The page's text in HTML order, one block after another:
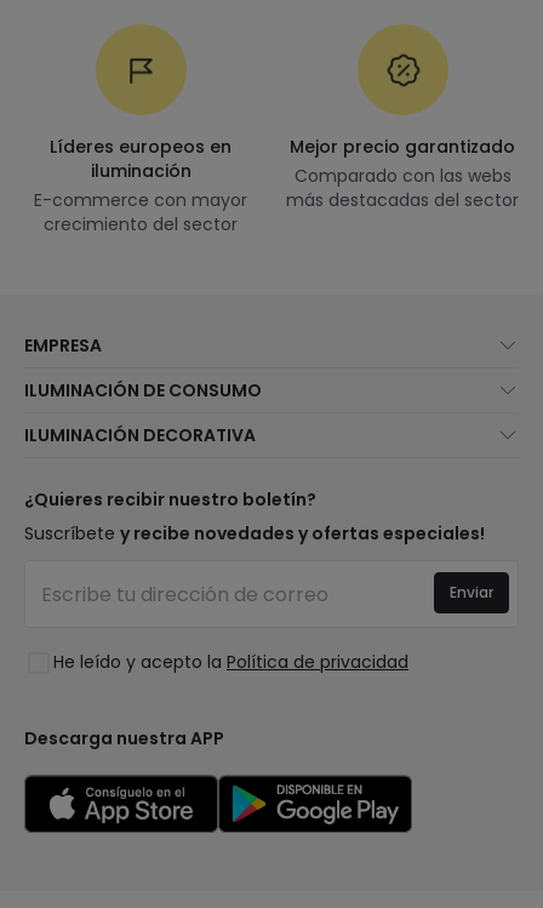
Líderes europeos en
iluminación
E-commerce con mayor
crecimiento del sector
Mejor precio garantizado
Comparado con las webs
más destacadas del sector
EMPRESA
Atención al cliente
Métodos de envío
¿Eres profesional?
Tiendas
Preguntas frecuentes
Iniciar sesión
ILUMINACIÓN DE CONSUMO
Marcas
Presupuestos
Iluminación para empresas
ILUMINACIÓN DECORATIVA
Top Marcas
Espacios
Colecciones
LoveYouGreen
¿Quieres recibir nuestro boletín?
Suscríbete y recibe novedades y ofertas especiales!
He leído y acepto la Política de privacidad
Enviar
Descarga nuestra APP